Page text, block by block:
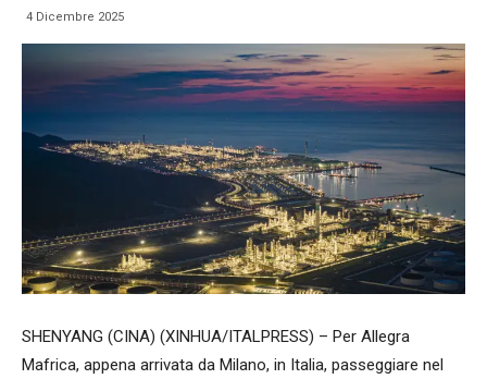
4 Dicembre 2025
SHENYANG (CINA) (XINHUA/ITALPRESS) – Per Allegra
Mafrica, appena arrivata da Milano, in Italia, passeggiare nel